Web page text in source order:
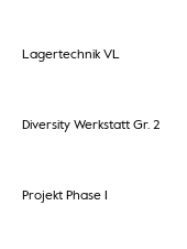
Lagertechnik VL
Diversity Werkstatt Gr. 2
Projekt Phase I